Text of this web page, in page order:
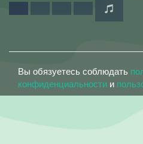
Вы обязуетесь соблюдать
конфиденциальности и